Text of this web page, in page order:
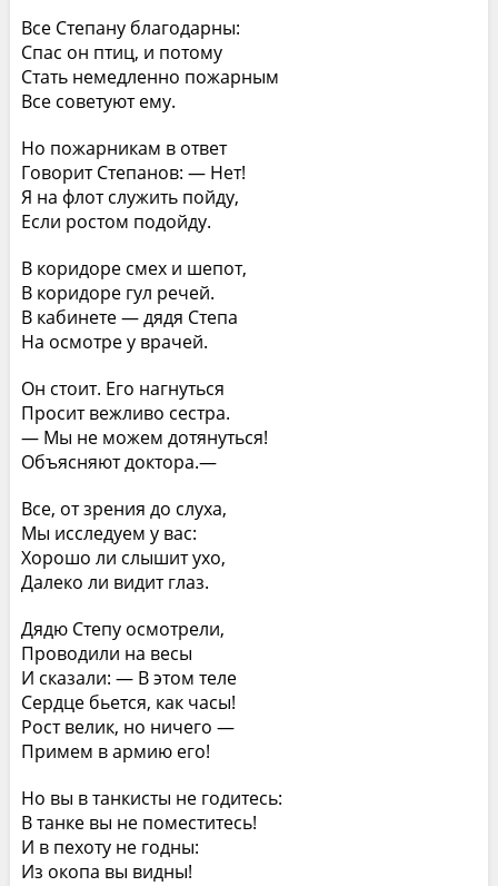
Все Степану благодарны:
Спас он птиц, и потому
Стать немедленно пожарным
Все советуют ему.
Но пожарникам в ответ
Говорит Степанов: — Нет!
Я на флот служить пойду,
Если ростом подойду.
В коридоре смех и шепот,
В коридоре гул речей.
В кабинете — дядя Степа
На осмотре у врачей.
Он стоит. Его нагнуться
Просит вежливо сестра.
— Мы не можем дотянуться!
Объясняют доктора.—
Все, от зрения до слуха,
Мы исследуем у вас:
Хорошо ли слышит ухо,
Далеко ли видит глаз.
Дядю Степу осмотрели,
Проводили на весы
И сказали: — В этом теле
Сердце бьется, как часы!
Рост велик, но ничего —
Примем в армию его!
Но вы в танкисты не годитесь:
В танке вы не поместитесь!
И в пехоту не годны:
Из окопа вы видны!